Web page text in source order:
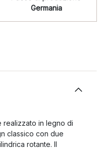
Germania
realizzato in legno di
classico con due
rotante. Il